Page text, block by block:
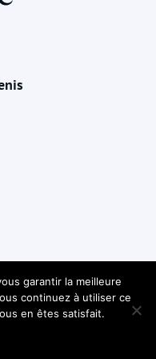
garantir la meilleure
continuez à utiliser ce
en êtes satisfait.